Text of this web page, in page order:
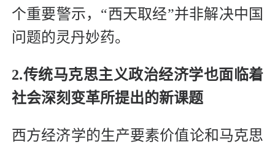
个重要警示，“西天取经”并非解决中国
问题的灵丹妙药。
2.传统马克思主义政治经济学也面临着
社会深刻变革所提出的新课题
西方经济学的生产要素价值论和马克思